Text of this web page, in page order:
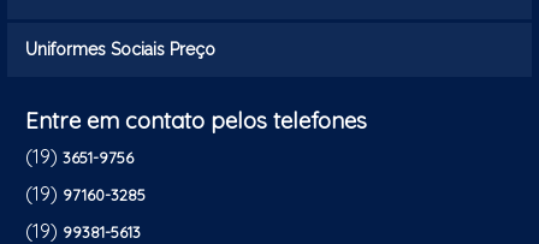
Uniformes Sociais Preço
Entre em contato pelos telefones
(19) 3651-9756
(19) 97160-3285
(19) 99381-5613